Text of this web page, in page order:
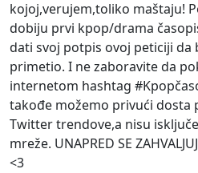
kojoj,verujem,toliko maštaju!
dobiju prvi kpop/drama
dati svoj potpis ovoj peticiji da
primetio. I ne zaboravite da
internetom hashtag
takođe možemo privući dosta
Twitter trendove,a nisu
mreže. UNAPRED SE
<3